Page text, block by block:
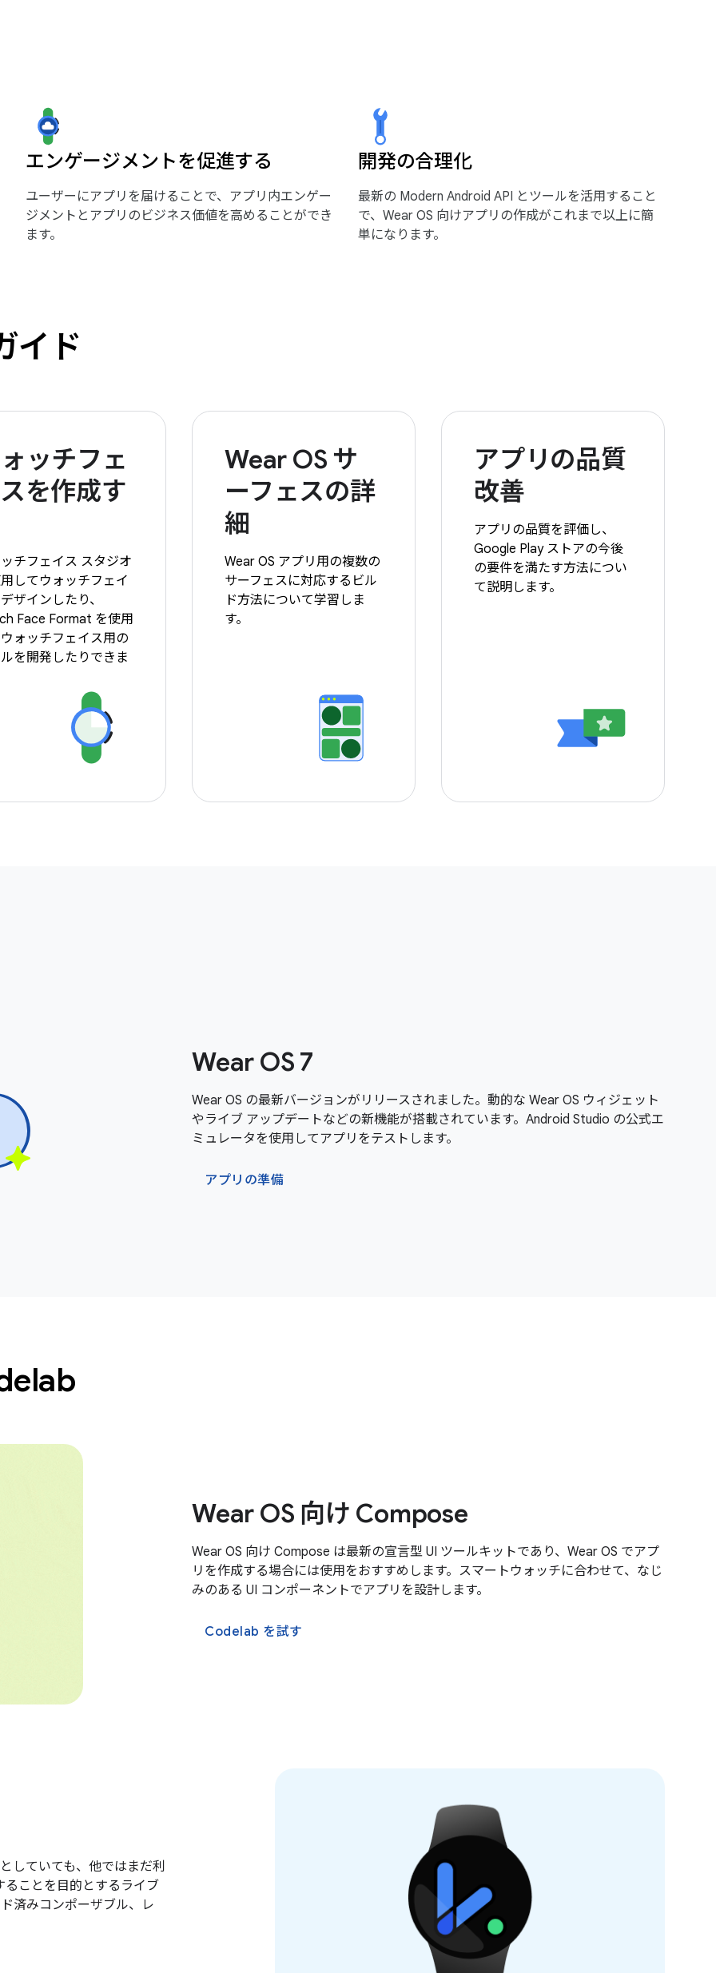
エンゲージメントを促進する
ユーザーにアプリを届けることで、アプリ内エンゲー
ジメントとアプリのビジネス価値を高めることができ
ます。
開発の合理化
最新の Modern Android API とツールを活用すること
で、Wear OS 向けアプリの作成がこれまで以上に簡
単になります。
イド
ッチフェ
を作成す
チフェイス スタジオ
してウォッチフェイ
ザインしたり、
Face Format を使用
ォッチフェイス用の
を開発したりできま
Wear OS サ
ーフェスの詳
細
Wear OS アプリ用の複数の
サーフェスに対応するビル
ド方法について学習しま
す。
アプリの品質
改善
アプリの品質を評価し、
Google Play ストアの今後
の要件を満たす方法につい
て説明します。
Wear OS 7
Wear OS の最新バージョンがリリースされました。動的な Wear OS ウィジェット
やライブ アップデートなどの新機能が搭載されています。Android Studio の公式エ
ミュレータを使用してアプリをテストします。
アプリの準備
Wear OS 向け Compose
Wear OS 向け Compose は最新の宣言型 UI ツールキットであり、Wear OS でアプ
リを作成する場合には使用をおすすめします。スマートウォッチに合わせて、なじ
みのある UI コンポーネントでアプリを設計します。
Codelab を試す
していても、他ではまだ利
ることを目的とするライブ
済みコンポーザブル、レ